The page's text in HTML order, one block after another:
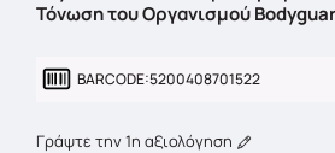
Τόνωση του Οργανισμού
BARCODE:5200408701522
Γράψτε την 1η αξιολόγηση